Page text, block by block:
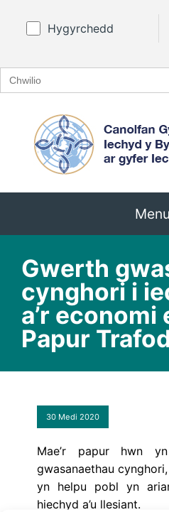
Hygyrchedd
Search
for:
Menu
Gwerth
cynghori i
a’r economi
Papur
30 Medi 2020
Mae’r papur hwn
gwasanaethau
yn helpu pobl yn
hiechyd a’u llesiant.